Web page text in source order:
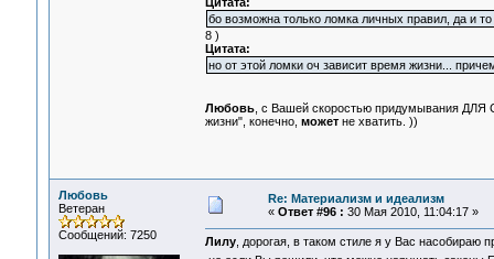
бо возможна только ломка личных правил, да и
8 )
Цитата:
но от этой ломки оч зависит время жизни...
Любовь, с Вашей скоростью придумывания ДЛЯ
жизни", конечно, можетне хватить. ))
Любовь
Ветеран
Сообщений: 7250
Re: Материализм и идеализм
« Ответ #96 : 30 Мая 2010, 11:04:17 »
Лилу, дорогая, в таком стиле я у Вас насобираю